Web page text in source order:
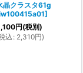
晶クラスタ61g
]
円(税別)
込 : 2,310円)